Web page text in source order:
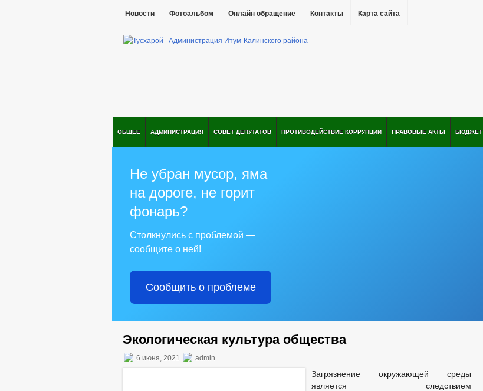
Новости Фотоальбом Онлайн обращение Контакты Карта сайта
ОБЩЕЕ АДМИНИСТРАЦИЯ СОВЕТ ДЕПУТАТОВ ПРОТИВОДЕЙСТВИЕ КОРРУПЦИИ ПРАВОВЫЕ АКТЫ БЮДЖЕТ
Не убран мусор, яма
на дороге, не горит
фонарь?
Столкнулись с проблемой —
сообщите о ней!
Сообщить о проблеме
Экологическая культура общества
6 июня, 2021 admin
Загрязнение окружающей среды
является следствием